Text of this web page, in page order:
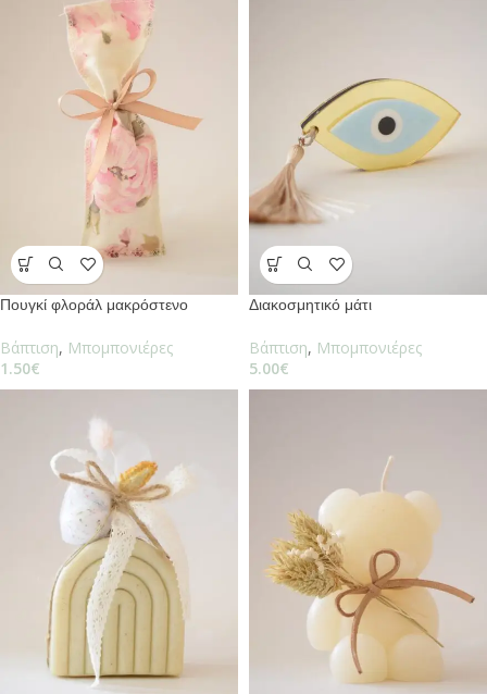
Πουγκί φλοράλ μακρόστενο
Βάπτιση, Μπομπονιέρες
1.50€
Διακοσμητικό μάτι
Βάπτιση, Μπομπονιέρες
5.00€